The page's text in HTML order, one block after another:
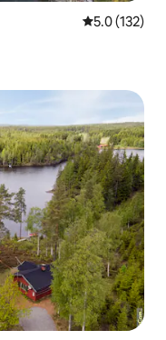
Calificación
5.0 (132)